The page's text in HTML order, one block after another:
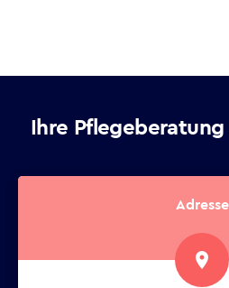
Ihre
Adresse
place